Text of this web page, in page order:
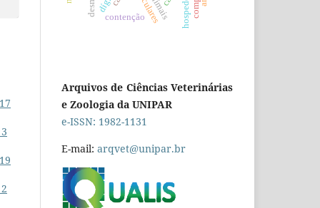
contenção
Arquivos de Ciências Veterinárias
e Zoologia da UNIPAR
e-ISSN: 1982-1131
E-mail: arqvet@unipar.br